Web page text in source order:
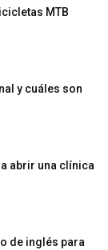
MTB
y cuáles son
abrir una clínica
de inglés para